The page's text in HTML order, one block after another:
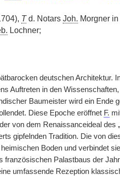
Td. Notars Joh. Morgner
Lochner;
deutschen Architektur.
Auftreten in den
Baumeister wird ein Ende
Diese Epoche eröffnet F.
von dem Renaissanceideal
gipfelnden Tradition. Die von
Boden und verbindet
Palastbaus der
umfassende Rezeption